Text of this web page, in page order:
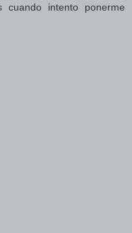
cuando intento ponerme